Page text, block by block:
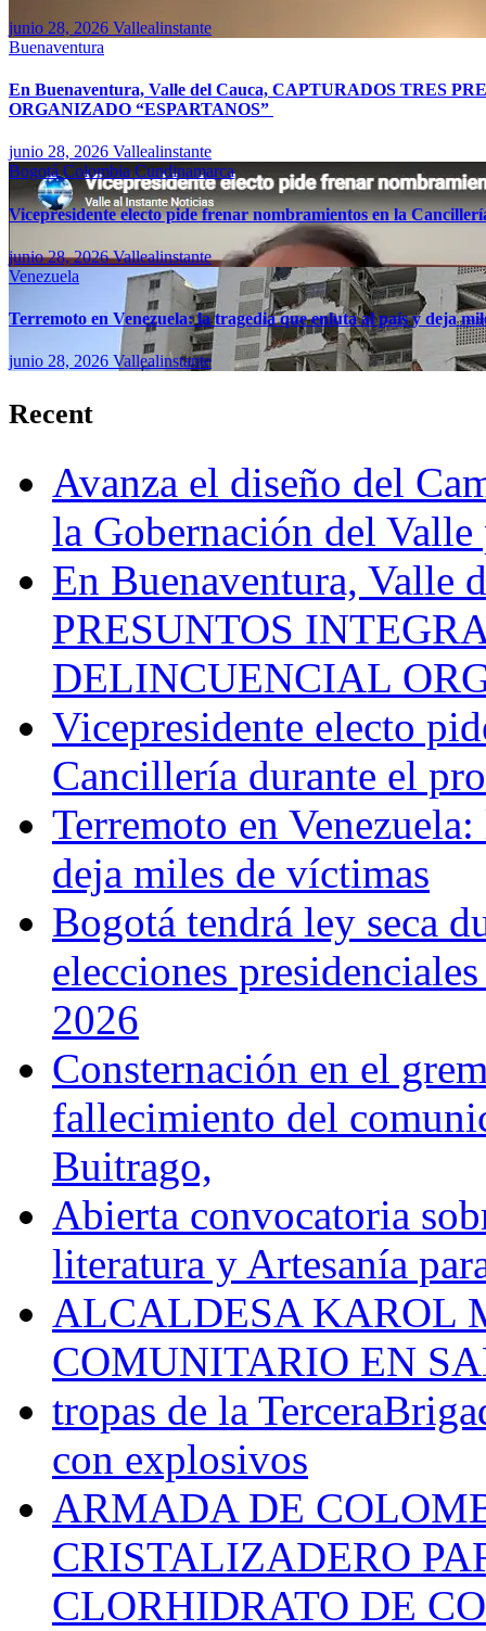
junio 28, 2026 Vallealinstante
Buenaventura
En Buenaventura, Valle del Cauca, CAPTURADOS TRES
ORGANIZADO “ESPARTANOS”
junio 28, 2026 Vallealinstante
BogotáColombia Cundinamarca
Vicepresidente electo pide frenar nombramientos en la
junio 28, 2026Vallealinstante
Venezuela
Terremoto en Venezuela: la tragedia que enluta al país y deja
junio 28, 2026 Vallealinstante
Recent
Avanza el diseño del
la Gobernación del
En Buenaventura, Valle
PRESUNTOS
DELINCUENCIAL
Vicepresidente electo
Cancillería durante el
Terremoto en
deja miles de víctimas
Bogotá tendrá ley seca
elecciones
2026
Consternación en el
fallecimiento del
Buitrago,
Abierta convocatoria
literatura y Artesanía
ALCALDESA KAROL
COMUNITARIO EN
tropas de la
con explosivos
ARMADA DE
CRISTALIZADERO
CLORHIDRATO DE